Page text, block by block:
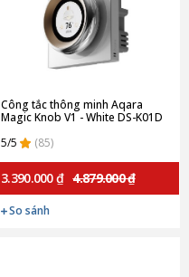
Công tắc thông minh Aqara
Magic Knob V1 - White DS-K01D
5/5
(85)
3.390.000 ₫ 4.879.000 ₫
So sánh